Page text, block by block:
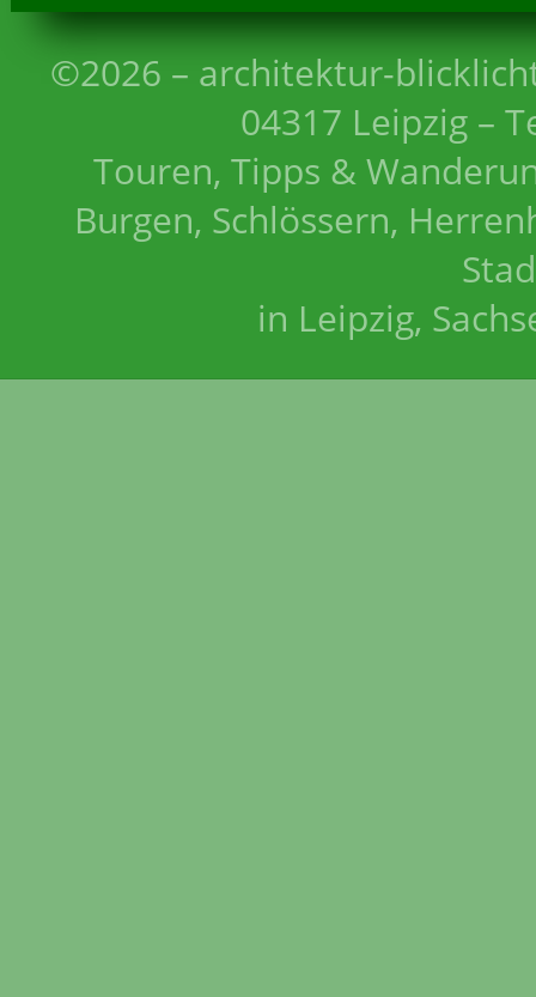
©2026 – architektur-
04317 Leipzig –
Touren, Tipps &
Burgen, Schlössern,
in Leipzig,